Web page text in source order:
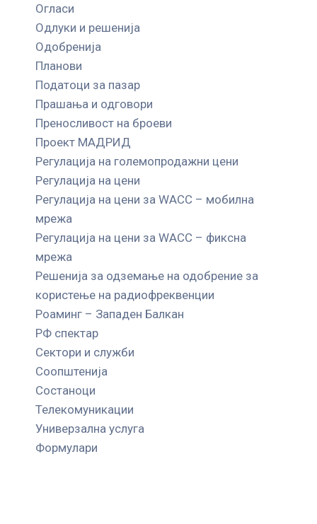
Огласи
Одлуки и решенија
Одобренија
Планови
Податоци за пазар
Прашања и одговори
Преносливост на броеви
Проект МАДРИД
Регулација на големопродажни цени
Регулација на цени
Регулација на цени за WACC – мобилна
мрежа
Регулација на цени за WACC – фиксна
мрежа
Решенија за одземање на одобрение за
користење на радиофреквенции
Роаминг – Западен Балкан
РФ спектар
Сектори и служби
Соопштенија
Состаноци
Телекомуникации
Универзална услуга
Формулари